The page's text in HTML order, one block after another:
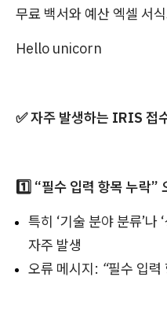
무료 백서와 예산 엑셀 서
Hello unicorn
✅ 자주 발생하는 IRIS 접
1️⃣ “필수 입력 항목 누락”
특히 ‘기술 분야 분류’나
자주 발생
오류 메시지: “필수 입